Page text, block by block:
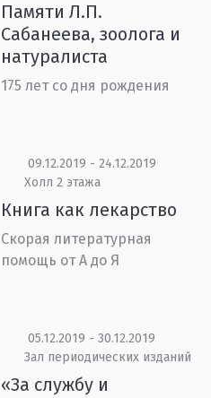
Памяти Л.П.
Сабанеева, зоолога и
натуралиста
175 лет со дня рождения
09.12.2019 - 24.12.2019
Холл 2 этажа
Книга как лекарство
Скорая литературная
помощь от А до Я
05.12.2019 - 30.12.2019
Зал периодических изданий
«За службу и